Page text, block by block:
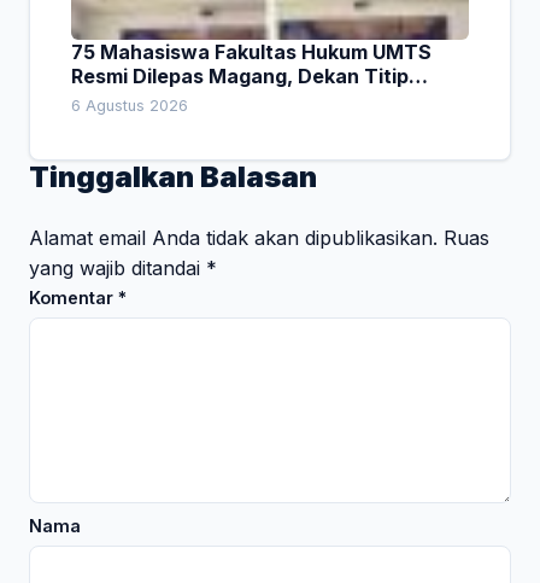
75 Mahasiswa Fakultas Hukum UMTS
Resmi Dilepas Magang, Dekan Titip
Empat Pesan Penting
6 Agustus 2026
Tinggalkan Balasan
Alamat email Anda tidak akan dipublikasikan. Ruas
yang wajib ditandai *
Komentar *
Nama